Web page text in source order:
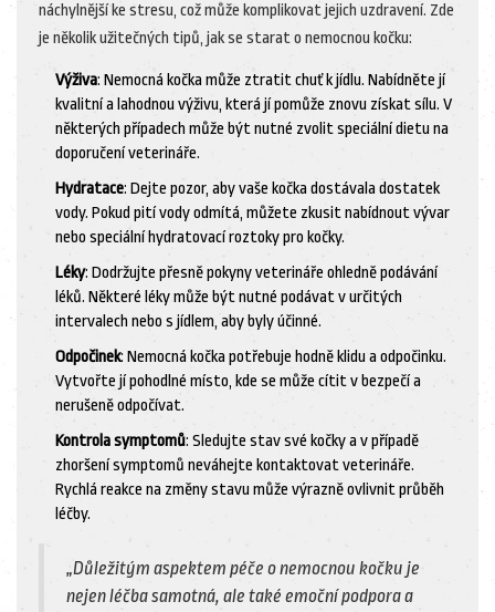
náchylnější ke stresu, což může komplikovat jejich uzdravení. Zde
je několik užitečných tipů, jak se starat o nemocnou kočku:
Výživa: Nemocná kočka může ztratit chuť k jídlu. Nabídněte jí
kvalitní a lahodnou výživu, která jí pomůže znovu získat sílu. V
některých případech může být nutné zvolit speciální dietu na
doporučení veterináře.
Hydratace: Dejte pozor, aby vaše kočka dostávala dostatek
vody. Pokud pití vody odmítá, můžete zkusit nabídnout vývar
nebo speciální hydratovací roztoky pro kočky.
Léky: Dodržujte přesně pokyny veterináře ohledně podávání
léků. Některé léky může být nutné podávat v určitých
intervalech nebo s jídlem, aby byly účinné.
Odpočinek: Nemocná kočka potřebuje hodně klidu a odpočinku.
Vytvořte jí pohodlné místo, kde se může cítit v bezpečí a
nerušeně odpočívat.
Kontrola symptomů: Sledujte stav své kočky a v případě
zhoršení symptomů neváhejte kontaktovat veterináře.
Rychlá reakce na změny stavu může výrazně ovlivnit průběh
léčby.
„Důležitým aspektem péče o nemocnou kočku je
nejen léčba samotná, ale také emoční podpora a